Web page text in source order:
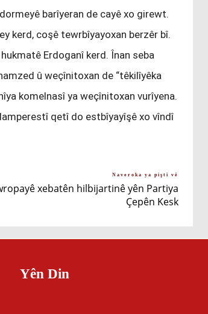
barîyeran de cayê xo girewt.
kerd, coşê tewrbîyayoxan berzêr bî.
Erdoganî kerd. Înan seba
û weçînitoxan de “têkilîyêka
komelnasî ya weçînitoxan vurîyena.
qetî do estbîyayîşê xo vîndî
Naveroka ya piştî vê
xebatên hilbijartinê yên Partiya
Çepên Kesk
Yên Din